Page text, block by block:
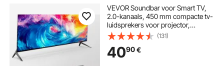
VEVOR Soundbar voor Smart TV,
2.0-kanaals, 450 mm compacte tv-
luidsprekers voor projector,
Bluetooth AUX-aansluiting,
afstandsbediening, 80 W surround
sound-systeem voor pc-
hometheateraudio
(131)
4090€